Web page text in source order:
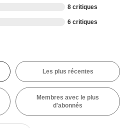
8 critiques
6 critiques
Les plus récentes
Membres avec le plus
d'abonnés